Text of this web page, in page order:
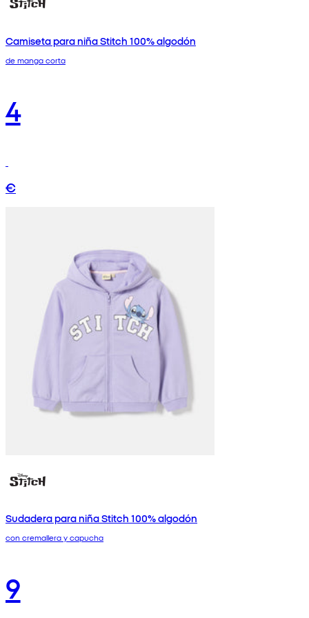
Camiseta para niña Stitch 100% algodón
de manga corta
4
€
Sudadera para niña Stitch 100% algodón
con cremallera y capucha
9